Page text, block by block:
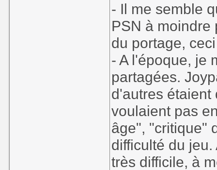
- Il me semble
PSN à moindre
du portage,
- A l'époque, je
partagées.
d'autres étaient
voulaient pas
âge", "critique"
difficulté du
très difficile, à